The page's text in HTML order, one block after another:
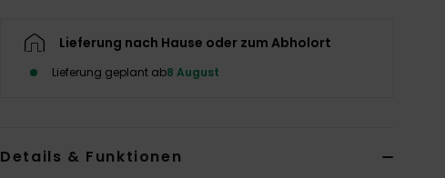
Lieferung nach Hause oder zum Abholort
Lieferung geplant ab8 August
Details & Funktionen